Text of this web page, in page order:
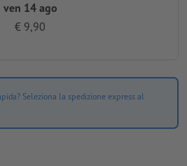
ven 14 ago
€ 9,90
Seleziona la spedizione express al